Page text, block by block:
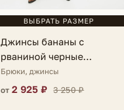
ВЫБРАТЬ РАЗМЕР
Джинсы бананы с
рваниной черные
Cosmia
Брюки, джинсы
от 2 925 ₽ 3 250 ₽